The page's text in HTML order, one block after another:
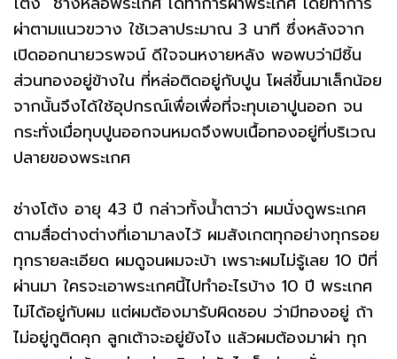
ผ่าตามแนวขวาง ใช้เวลาประมาณ 3 นาที ซึ่งหลังจาก
เปิดออกนายวรพจน์ ดีใจจนหงายหลัง พอพบว่ามีชิ้น
ส่วนทองอยู่ข้างใน ที่หล่อติดอยู่กับปูน โผล่ขึ้นมาเล็กน้อย
จากนั้นจึงได้ใช้อุปกรณ์เพื่อเพื่อที่จะทุบเอาปูนออก จน
กระทั่งเมื่อทุบปูนออกจนหมดจึงพบเนื้อทองอยู่ที่บริเวณ
ปลายของพระเกศ
ช่างโต้ง อายุ 43 ปี กล่าวทั้งน้ำตาว่า ผมนั่งดูพระเกศ
ตามสื่อต่างต่างที่เอามาลงไว้ ผมสังเกตทุกอย่างทุกรอย
ทุกรายละเอียด ผมดูจนผมจะบ้า เพราะผมไม่รู้เลย 10 ปีที่
ผ่านมา ใครจะเอาพระเกศนี้ไปทำอะไรบ้าง 10 ปี พระเกศ
ไม่ได้อยู่กับผม แต่ผมต้องมารับผิดชอบ ว่ามีทองอยู่ ถ้า
ไม่อยู่กูติดคุก ลูกเต้าจะอยู่ยังไง แล้วผมต้องมาผ่า ทุก